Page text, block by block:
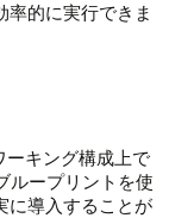
率的に実行できま
ーキング構成上で
ループリントを使
に導入することが